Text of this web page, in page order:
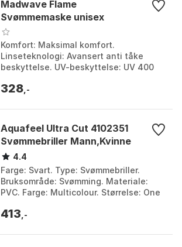
Madwave Flame
Svømmemaske unisex
Komfort: Maksimal komfort.
Linseteknologi: Avansert anti tåke
beskyttelse. UV-beskyttelse: UV 400
silikon stropp. Farge: Gr...
328 ,-
Aquafeel Ultra Cut 4102351
Svømmebriller Mann,Kvinne
4.4
Farge: Svart. Type: Svømmebriller.
Bruksområde: Svømming. Materiale:
PVC. Farge: Multicolour. Størrelse: One
413 ,-